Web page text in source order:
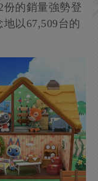
份的銷量強勢登
以67,509台的